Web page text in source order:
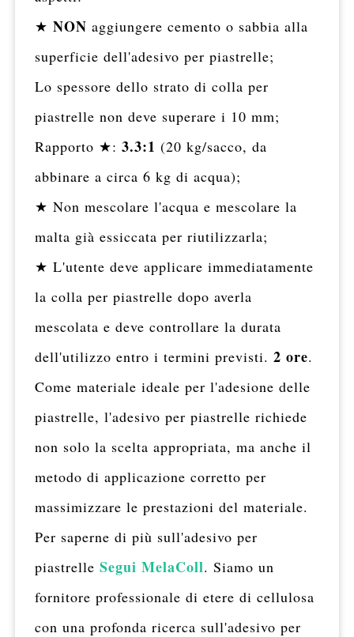
★ NON aggiungere cemento o sabbia alla
superficie dell'adesivo per piastrelle;
Lo spessore dello strato di colla per
piastrelle non deve superare i 10 mm;
Rapporto ★: 3.3:1 (20 kg/sacco, da
abbinare a circa 6 kg di acqua);
★ Non mescolare l'acqua e mescolare la
malta già essiccata per riutilizzarla;
★ L'utente deve applicare immediatamente
la colla per piastrelle dopo averla
mescolata e deve controllare la durata
dell'utilizzo entro i termini previsti. 2 ore.
Come materiale ideale per l'adesione delle
piastrelle, l'adesivo per piastrelle richiede
non solo la scelta appropriata, ma anche il
metodo di applicazione corretto per
massimizzare le prestazioni del materiale.
Per saperne di più sull'adesivo per
piastrelle Segui MelaColl. Siamo un
fornitore professionale di etere di cellulosa
con una profonda ricerca sull'adesivo per